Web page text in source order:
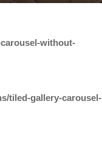
without-
tiled-gallery-carousel-